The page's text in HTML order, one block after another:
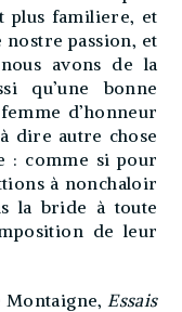
plus familiere, et
passion, et
avons de la
qu’une bonne
d’honneur
dire autre chose
: comme si pour
à nonchaloir
la bride à toute
de leur
Montaigne, Essais